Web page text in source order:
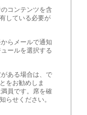
コンテンツを含
している必要が
らメールで通知
ールを選択する
ある場合は、で
をお勧めしま
員です。席を確
らせください。